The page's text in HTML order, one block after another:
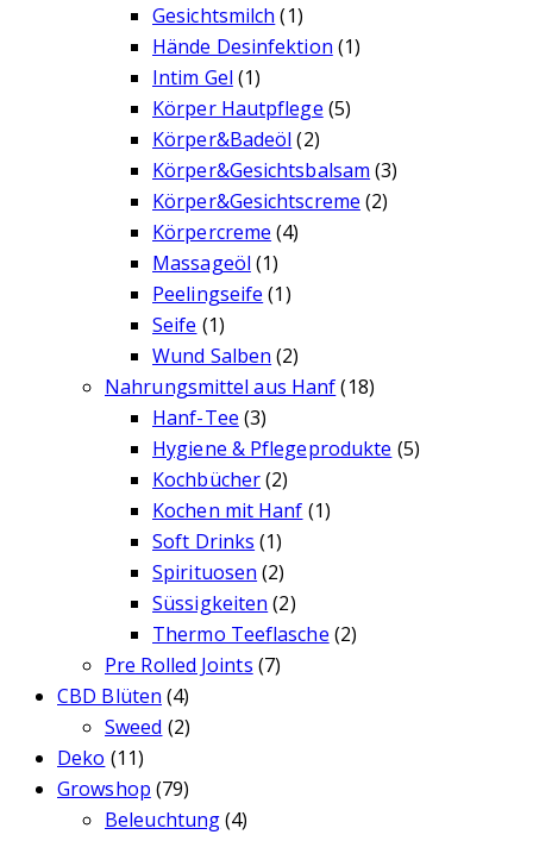
Gesichtsmilch (1)
Hände Desinfektion (1)
Intim Gel (1)
Körper Hautpflege (5)
Körper&Badeöl (2)
Körper&Gesichtsbalsam (3)
Körper&Gesichtscreme (2)
Körpercreme (4)
Massageöl (1)
Peelingseife (1)
Seife (1)
Wund Salben (2)
Nahrungsmittel aus Hanf (18)
Hanf-Tee (3)
Hygiene & Pflegeprodukte (5)
Kochbücher(2)
Kochen mit Hanf (1)
Soft Drinks (1)
Spirituosen (2)
Süssigkeiten (2)
Thermo Teeflasche (2)
Pre Rolled Joints (7)
CBD Blüten (4)
Sweed (2)
Deko (11)
Growshop (79)
Beleuchtung(4)